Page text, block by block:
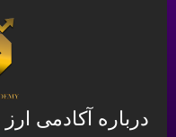
درباره آکادمی